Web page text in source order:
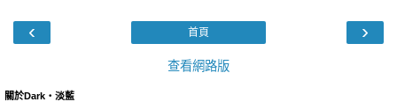
‹ ›
首頁
查看網路版
關於Dark‧淡藍